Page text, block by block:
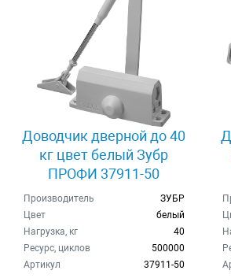
Доводчик дверной до 40
кг цвет белый Зубр
ПРОФИ 37911-50
Производитель
ЗУБР
Цвет
белый
Нагрузка, кг
40
Ресурс, циклов
500000
Артикул
37911-50